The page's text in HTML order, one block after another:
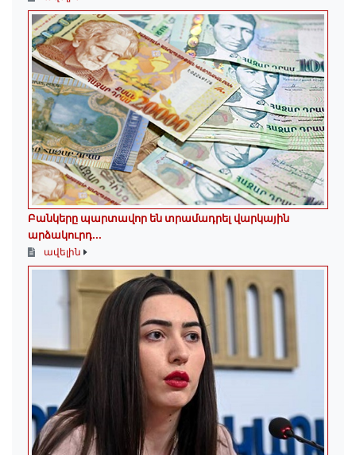
Բանկերը պարտավոր են տրամադրել վարկային
արձակուրդ...
ավելին